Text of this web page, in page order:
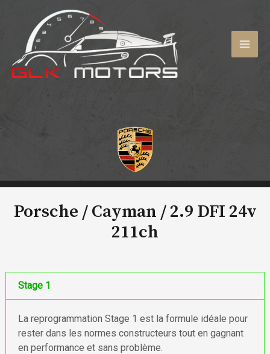
contenu
Porsche / Cayman /2.9 DFI 24v
211ch
Stage 1
La reprogrammation Stage 1 est la formule idéale pour
rester dans les normes constructeurs tout en gagnant
en performance et sans problème.